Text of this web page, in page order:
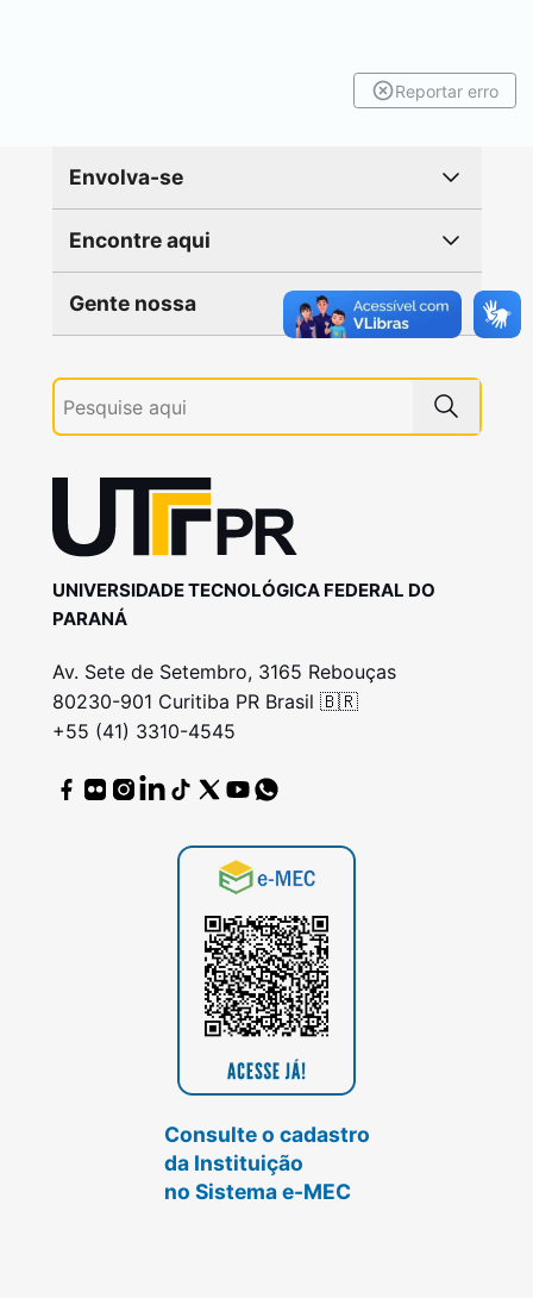
Reportar erro
Envolva-se
Encontre aqui
Gente nossa
UNIVERSIDADE TECNOLÓGICA FEDERAL DO
PARANÁ
Av. Sete de Setembro, 3165 Rebouças
80230-901 Curitiba PR Brasil 🇧🇷
+55 (41) 3310-4545
Consulte o cadastro
da Instituição
no Sistema e-MEC